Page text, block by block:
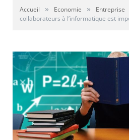
Accueil » Economie » Entreprise
collaborateurs à l’informatique est